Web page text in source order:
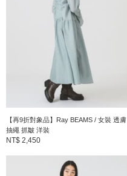
到店詢問時請告知店員下方的商品編號
商品編號：61-26-1435-370
商品詳細
： WOMEN
分類
尺寸 ： 0、1
【再9折對象品】Ray BEAMS / 女裝 透膚
抽繩 抓皺 洋裝
NT$ 2,450